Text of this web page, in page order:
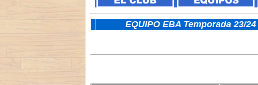
EQUIPO EBA Temporada 23/24